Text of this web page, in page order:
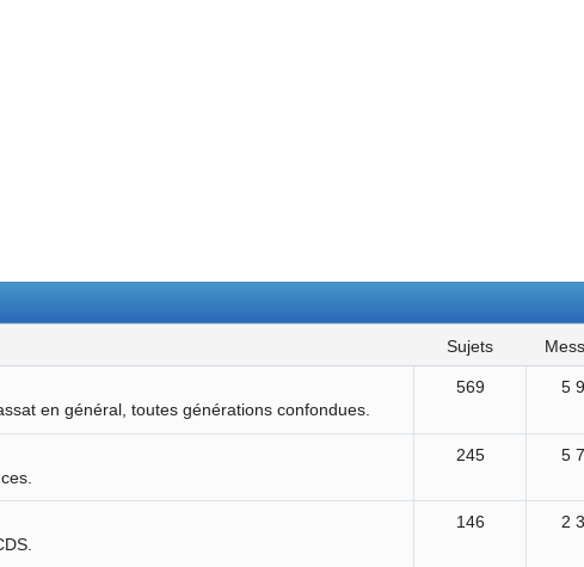
sujets
en général, toutes générations confondues.
569 5
245 5
146 2